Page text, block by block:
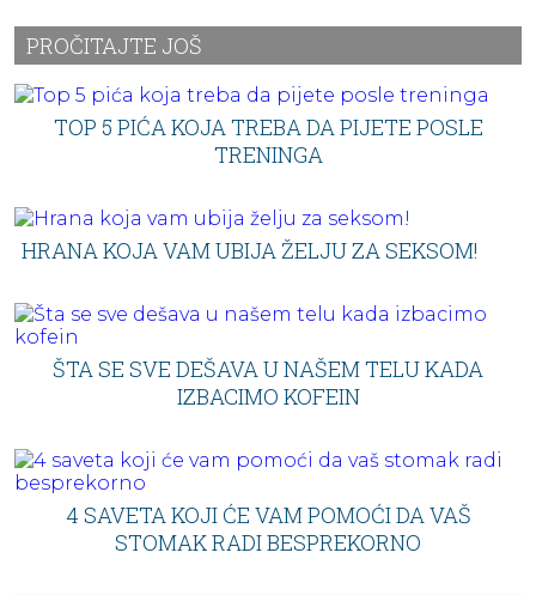
PROČITAJTE JOŠ
TOP 5 PIĆA KOJA TREBA DA PIJETE POSLE
TRENINGA
HRANA KOJA VAM UBIJA ŽELJU ZA SEKSOM!
ŠTA SE SVE DEŠAVA U NAŠEM TELU KADA
IZBACIMO KOFEIN
4 SAVETA KOJI ĆE VAM POMOĆI DA VAŠ
STOMAK RADI BESPREKORNO